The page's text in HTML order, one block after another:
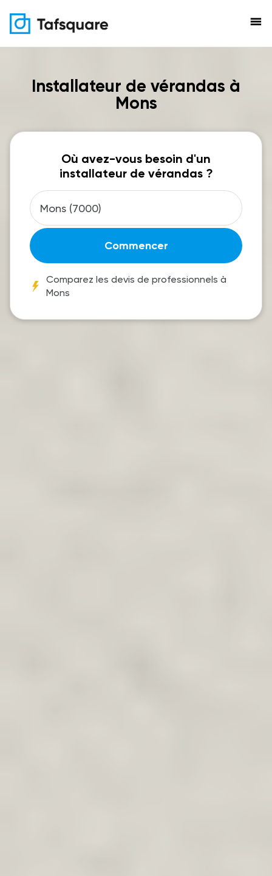
menu
Installateur de vérandas à
Mons
Où avez-vous besoin d'un
installateur de vérandas ?
Commencer
Comparez les devis de professionnels à
Mons